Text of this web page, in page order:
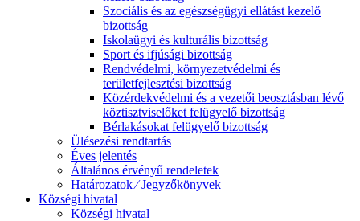
Szociális és az egészségügyi ellátást kezelő
bizottság
Iskolaügyi és kulturális bizottság
Sport és ifjúsági bizottság
Rendvédelmi, környezetvédelmi és
területfejlesztési bizottság
Közérdekvédelmi és a vezetői beosztásban lévő
köztisztviselőket felügyelő bizottság
Bérlakásokat felügyelő bizottság
Ülésezési rendtartás
Éves jelentés
Általános érvényű rendeletek
Határozatok ⁄ Jegyzőkönyvek
Községi hivatal
Községi hivatal